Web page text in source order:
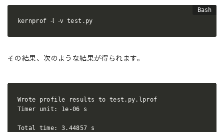
kernprof -l -v test.py
その結果、次のような結果が得られます。
Wrote profile results to test.py.lprof
Timer unit: 1e-06 s
Total time: 3.44857 s